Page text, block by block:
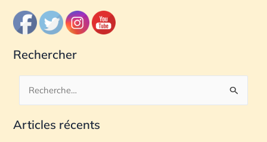
Rechercher
c
Articles récents